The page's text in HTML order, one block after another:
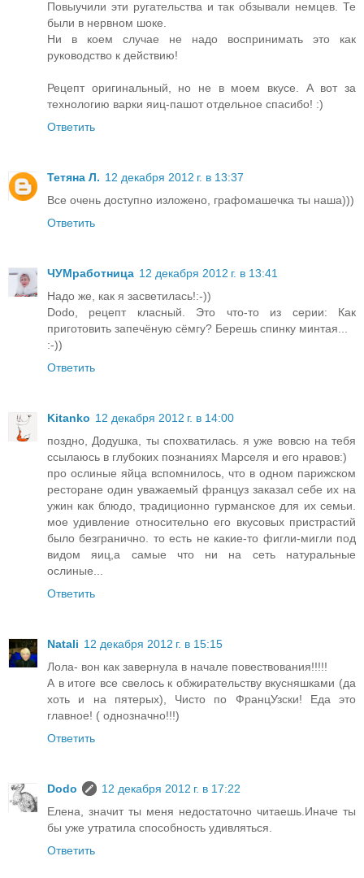
Повыучили эти ругательства и так обзывали немцев. Те
были в нервном шоке.
Ни в коем случае не надо воспринимать это как
руководство к действию!
Рецепт оригинальный, но не в моем вкусе. А вот за
технологию варки яиц-пашот отдельное спасибо! :)
Ответить
Тетяна Л. 12 декабря 2012 г. в 13:37
Все очень доступно изложено, графомашечка ты наша)))
Ответить
ЧУМработница 12 декабря 2012 г. в 13:41
Надо же, как я засветилась!:-))
Dodo, рецепт класный. Это что-то из серии: Как
приготовить запечёную сёмгу? Берешь спинку минтая...
:-))
Ответить
Kitanko 12 декабря 2012 г. в 14:00
поздно, Додушка, ты спохватилась. я уже вовсю на тебя
ссылаюсь в глубоких познаниях Марселя и его нравов:)
про ослиные яйца вспомнилось, что в одном парижском
ресторане один уважаемый француз заказал себе их на
ужин как блюдо, традиционно гурманское для их семьи.
мое удивление относительно его вкусовых пристрастий
было безгранично. то есть не какие-то фигли-мигли под
видом яиц,а самые что ни на сеть натуральные
ослиные...
Ответить
Natali 12 декабря 2012 г. в 15:15
Лола- вон как завернула в начале повествования!!!!!
А в итоге все свелось к обжирательству вкусняшками (да
хоть и на пятерых), Чисто по ФранцУзски! Еда это
главное! ( однозначно!!!)
Ответить
Dodo
12 декабря 2012 г. в 17:22
Елена, значит ты меня недостаточно читаешь.Иначе ты
бы уже утратила способность удивляться.
Ответить